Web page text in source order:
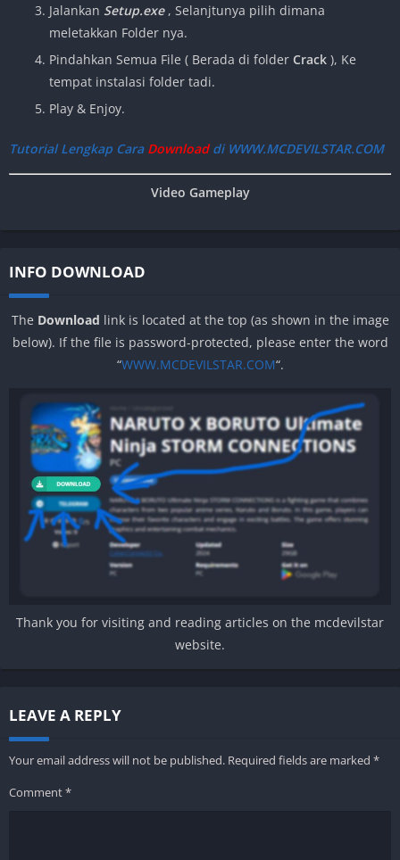
Jalankan Setup.exe, Selanjtunya pilih dimana
meletakkan Folder nya.
Pindahkan Semua File ( Berada di folder Crack ), Ke
tempat instalasi folder tadi.
Play & Enjoy.
Tutorial Lengkap CaraDownloaddi WWW.MCDEVILSTAR.COM
Video Gameplay
INFO DOWNLOAD
The Download link is located at the top (as shown in the image
below). If the file is password-protected, please enter the word
“WWW.MCDEVILSTAR.COM“.
Thank you for visiting and reading articles on the mcdevilstar
website.
LEAVE A REPLY
Your email address will not be published. Required fields are marked *
Comment*